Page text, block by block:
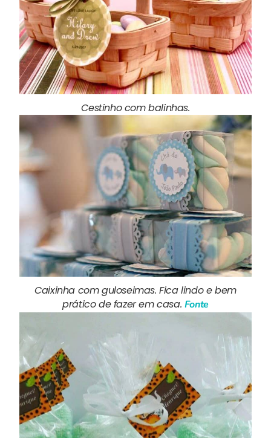
Cestinho com balinhas.
Caixinha com guloseimas. Fica lindo e bem
prático de fazer em casa. Fonte